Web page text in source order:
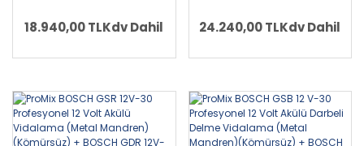
Akülü Darbeli Somun Sıkma
18.940,00 TLKdv Dahil
Dedektör
24.240,00 TLKdv Dahil